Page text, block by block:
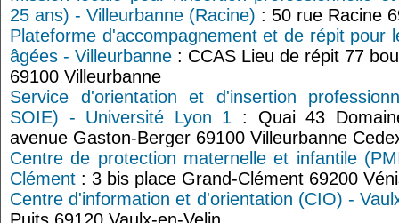
25 ans) - Villeurbanne (Racine) : 50 rue Racine
Plateforme d'accompagnement et de répit pour
âgées - Villeurbanne : CCAS Lieu de répit 77
69100 Villeurbanne
Service d'orientation et d'insertion
SOIE) - Université Lyon 1 : Quai 43
avenue Gaston-Berger 69100 Villeurbanne
Centre de protection maternelle et infantile
Clément : 3 bis place Grand-Clément 69200
Centre d'information et d'orientation (CIO) -